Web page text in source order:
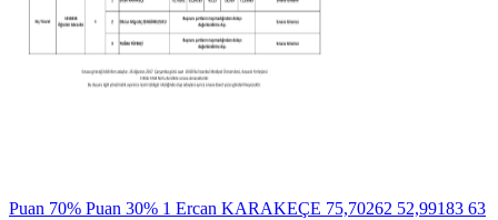
Puan 70% Puan 30% 1 Ercan KARAKEÇE 75,70262 52,99183 63